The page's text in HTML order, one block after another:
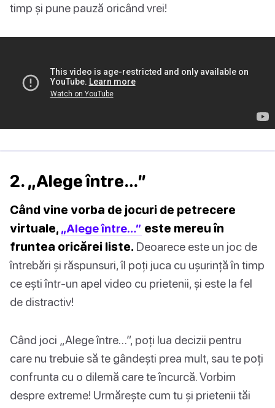
timp și pune pauză oricând vrei!
2. „Alege între…”
Când vine vorba de jocuri de petrecere
virtuale, „Alege între…” este mereu în
fruntea oricărei liste. Deoarece este un joc de
întrebări și răspunsuri, îl poți juca cu ușurință în timp
ce ești într-un apel video cu prietenii, și este la fel
de distractiv!
Când joci „Alege între…”, poți lua decizii pentru
care nu trebuie să te gândești prea mult, sau te poți
confrunta cu o dilemă care te încurcă. Vorbim
despre extreme! Urmărește cum tu și prietenii tăi